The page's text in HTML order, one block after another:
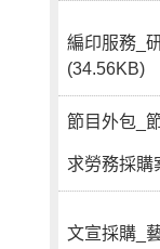
編印服務_
(34.56KB)
節目外包_
求勞務採購
文宣採購_